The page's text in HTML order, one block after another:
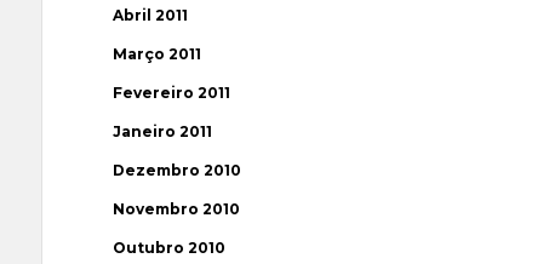
Abril 2011
Março 2011
Fevereiro 2011
Janeiro 2011
Dezembro 2010
Novembro 2010
Outubro 2010